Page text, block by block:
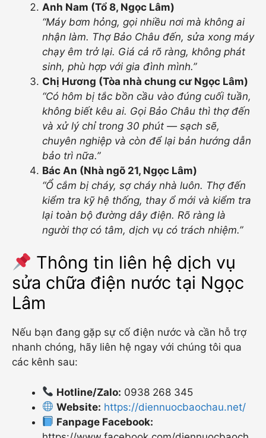
Anh Nam (Tổ 8, Ngọc Lâm)
“Máy bơm hỏng, gọi nhiều nơi mà không ai
nhận làm. Thợ Bảo Châu đến, sửa xong máy
chạy êm trở lại. Giá cả rõ ràng, không phát
sinh, phù hợp với gia đình mình.”
Chị Hương (Tòa nhà chung cư Ngọc Lâm)
“Có hôm bị tắc bồn cầu vào đúng cuối tuần,
không biết kêu ai. Gọi Bảo Châu thì thợ đến
và xử lý chỉ trong 30 phút — sạch sẽ,
chuyên nghiệp và còn để lại bản hướng dẫn
bảo trì nữa.”
Bác An (Nhà ngõ 21, Ngọc Lâm)
“Ổ cắm bị cháy, sợ cháy nhà luôn. Thợ đến
kiểm tra kỹ hệ thống, thay ổ mới và kiểm tra
lại toàn bộ đường dây điện. Rõ ràng là
người thợ có tâm, dịch vụ có trách nhiệm.”
Thông tin liên hệ dịch vụ
sửa chữa điện nước tại Ngọc
Lâm
Nếu bạn đang gặp sự cố điện nước và cần hỗ trợ
nhanh chóng, hãy liên hệ ngay với chúng tôi qua
các kênh sau:
Hotline/Zalo: 0938 268 345
Website: https://diennuocbaochau.net/
Fanpage Facebook: